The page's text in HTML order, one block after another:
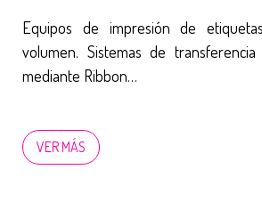
Equipos de impresión de
volumen. Sistemas de
mediante Ribbon…
VER MÁS